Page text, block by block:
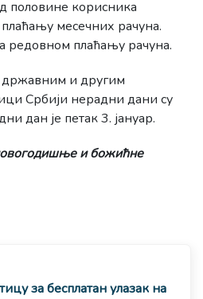
половине корисника
плаћању месечних рачуна.
редовном плаћању рачуна.
државним и другим
Србији нерадни дани су
дан је петак 3. јануар.
и божићне
за бесплатан улазак на